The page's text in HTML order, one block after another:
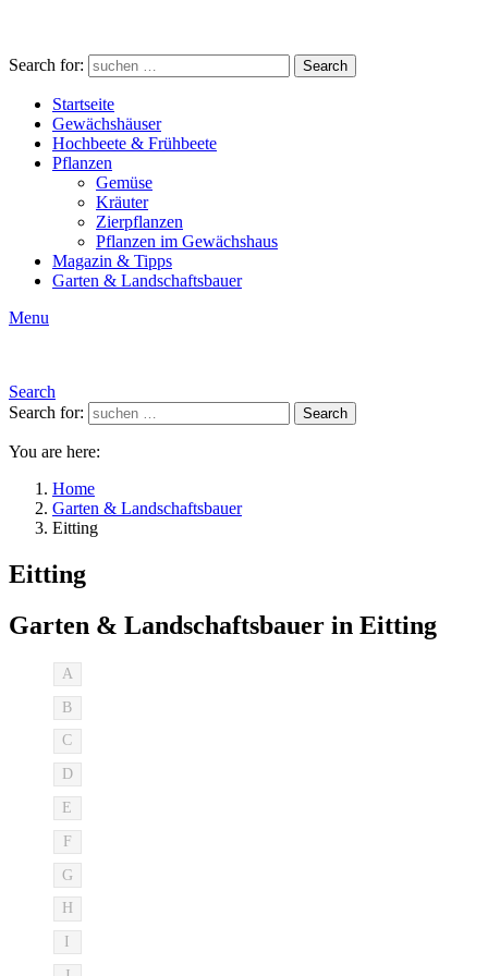
Search for: Search
Startseite
Gewächshäuser
Hochbeete & Frühbeete
Pflanzen
Gemüse
Kräuter
Zierpflanzen
Pflanzen im Gewächshaus
Magazin & Tipps
Garten & Landschaftsbauer
Menu
Search
Search for:
Search
You are here:
Home
Garten & Landschaftsbauer
Eitting
Eitting
Garten & Landschaftsbauer in Eitting
A
B
C
D
E
F
G
H
I